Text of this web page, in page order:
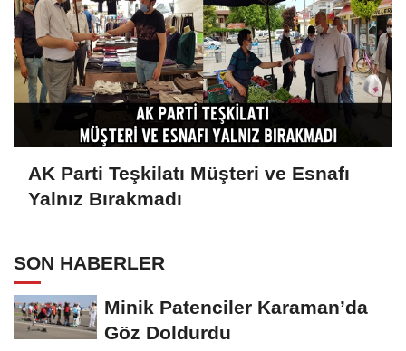
AK Parti Teşkilatı Müşteri ve Esnafı
Yalnız Bırakmadı
SON HABERLER
Minik Patenciler Karaman’da
Göz Doldurdu